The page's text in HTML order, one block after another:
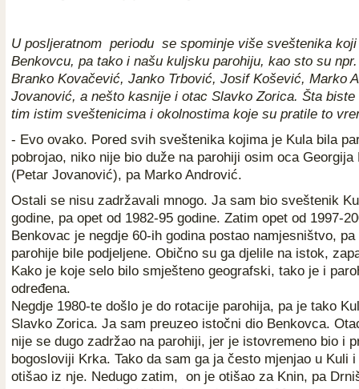
U posljeratnom periodu se spominje više sveštenika
Benkovcu, pa tako i našu kuljsku parohiju, kao sto su
Branko Kovačević, Janko Trbović, Josif Košević, Marko
Jovanović, a nešto kasnije i otac Slavko Zorica. Šta
tim istim sveštenicima i okolnostima koje su pratile to
- Evo ovako. Pored svih sveštenika kojima je Kula bila
pobrojao, niko nije bio duže na parohiji osim oca Georgija
(Petar Jovanović), pa Marko Andrović.
Ostali se nisu zadržavali mnogo. Ja sam bio sveštenik
godine, pa opet od 1982-95 godine. Zatim opet od 1997-
Benkovac je negdje 60-ih godina postao namjesništvo,
parohije bile podjeljene. Obično su ga djelile na istok,
Kako je koje selo bilo smješteno geografski, tako je i
određena.
Negdje 1980-te došlo je do rotacije parohija, pa je tako
Slavko Zorica. Ja sam preuzeo istočni dio Benkovca.
nije se dugo zadržao na parohiji, jer je istovremeno bio i
bogosloviji Krka. Tako da sam ga ja često mjenjao u Kuli
otišao iz nje. Nedugo zatim, on je otišao za Knin, pa